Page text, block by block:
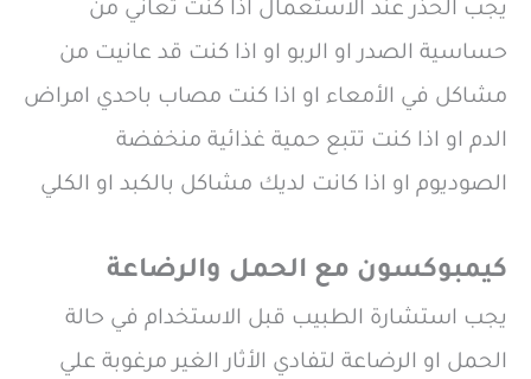
يجب الحذر عند الاستعمال اذا كنت تعاني من
حساسية الصدر او الربو او اذا كنت قد عانيت من
مشاكل في الأمعاء او اذا كنت مصاب باحدي امراض
الدم او اذا كنت تتبع حمية غذائية منخفضة
الصوديوم او اذا كانت لديك مشاكل بالكبد او الكلي
كيمبوكسون مع الحمل والرضاعة
يجب استشارة الطبيب قبل الاستخدام في حالة
الحمل او الرضاعة لتفادي الأثار الغير مرغوبة علي